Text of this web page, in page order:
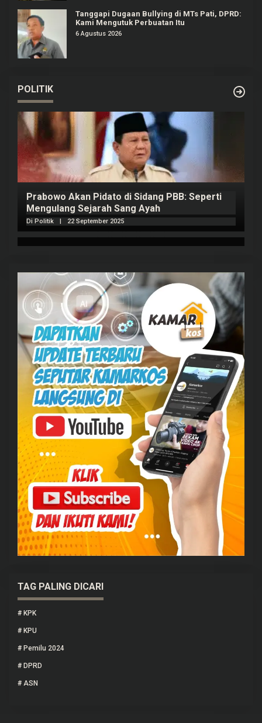
Tanggapi Dugaan Bullying di MTs Pati, DPRD:
Kami Mengutuk Perbuatan Itu
6 Agustus 2026
POLITIK
Prabowo Akan Pidato di Sidang PBB: Seperti
Mengulang Sejarah Sang Ayah
Di Politik 22 September 2025
TAG PALING DICARI
# KPK
# KPU
# Pemilu 2024
# DPRD
# ASN